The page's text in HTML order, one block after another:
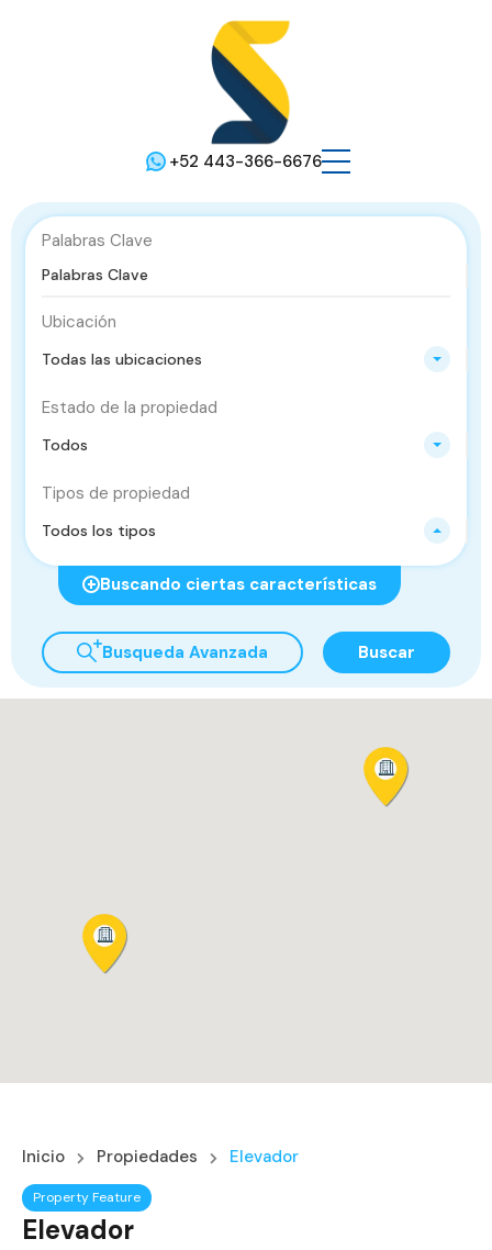
+52 443-366-6676
Palabras Clave
Ubicación
Todas las ubicaciones
Estado de la propiedad
Todos
Tipos de propiedad
Todos los tipos
Buscando ciertas características
Busqueda Avanzada Buscar
Inicio Propiedades Elevador
Property Feature
Elevador